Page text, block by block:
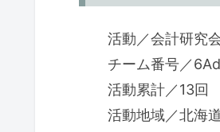
活動／会計研究
チーム番号／
活動累計／13回
活動地域／北海